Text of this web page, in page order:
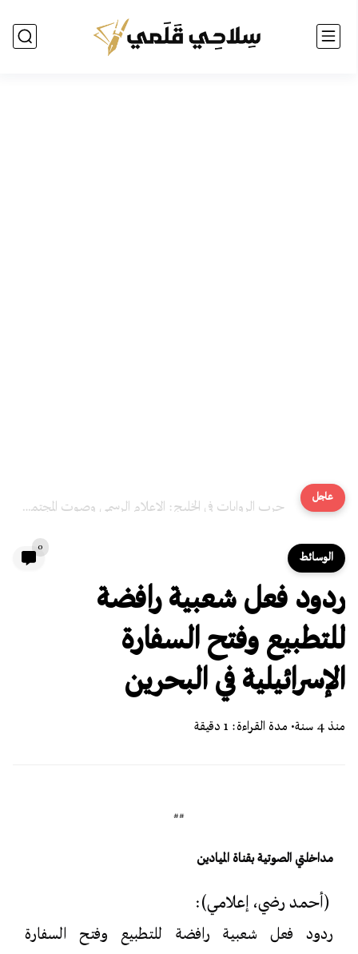
عاجل حرب الروايات في الخليج: الإعلام الرسمي وصوت المجتمع المقموع
الوسائط
0
ردود فعل شعبية رافضة
للتطبيع وفتح السفارة
الإسرائيلية في البحرين
منذ 4 سنة • مدة القراءة: 1 دقيقة
##
مداخلتي الصوتية بقناة الميادين
(أحمد رضي، إعلامي):
ردود فعل شعبية رافضة للتطبيع وفتح السفارة